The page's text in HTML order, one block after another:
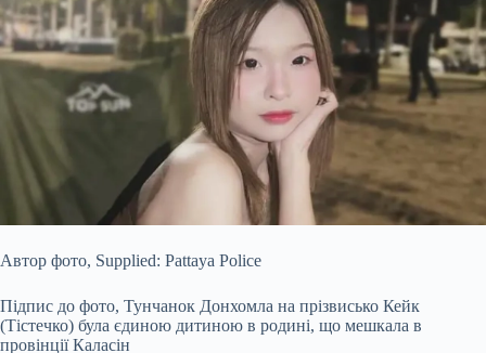
Автор фото, Supplied: Pattaya Police
Підпис до фото, Тунчанок Донхомла на прізвисько Кейк
(Тістечко) була єдиною дитиною в родині, що мешкала в
провінції Каласін